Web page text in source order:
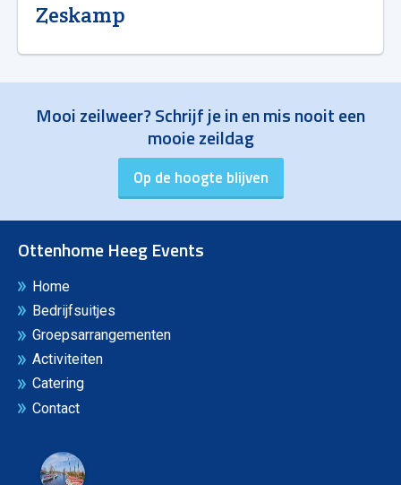
Zeskamp
Mooi zeilweer? Schrijf je in en mis nooit een
mooie zeildag
Ottenhome Heeg Events
Home
Bedrijfsuitjes
Groepsarrangementen
Activiteiten
Catering
Contact